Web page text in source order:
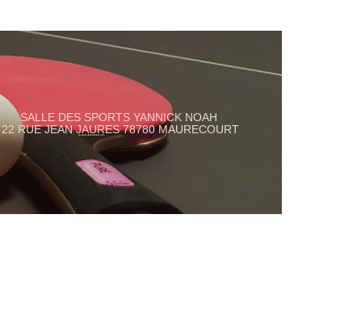
SALLE DES SPORTS YANNICK NOAH
22 RUE JEAN JAURES 78780 MAURECOURT